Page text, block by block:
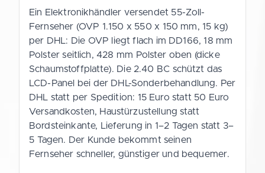
Ein Elektronikhändler versendet 55-Zoll-
Fernseher (OVP 1.150 x 550 x 150 mm, 15 kg)
per DHL: Die OVP liegt flach im DD166, 18 mm
Polster seitlich, 428 mm Polster oben (dicke
Schaumstoffplatte). Die 2.40 BC schützt das
LCD-Panel bei der DHL-Sonderbehandlung. Per
DHL statt per Spedition: 15 Euro statt 50 Euro
Versandkosten, Haustürzustellung statt
Bordsteinkante, Lieferung in 1–2 Tagen statt 3–
5 Tagen. Der Kunde bekommt seinen
Fernseher schneller, günstiger und bequemer.